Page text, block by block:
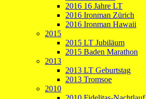
2016 16 Jahre LT
2016 Ironman Zürich
2016 Ironman Hawaii
2015
2015 LT Jubiläum
2015 Baden Marathon
2013
2013 LT Geburtstag
2013 Tromsoe
2010